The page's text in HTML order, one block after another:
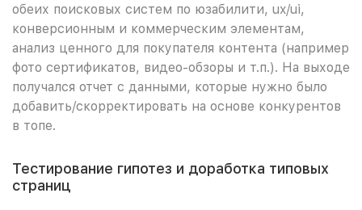
обеих поисковых систем по юзабилити, ux/ui,
конверсионным и коммерческим элементам,
анализ ценного для покупателя контента (например
фото сертификатов, видео-обзоры и т.п.). На выходе
получался отчет с данными, которые нужно было
добавить/скорректировать на основе конкурентов
в топе.
Тестирование гипотез и доработка типовых
страниц